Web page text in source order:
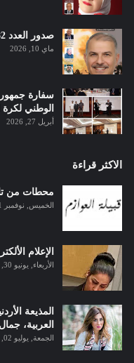
صدور العدد 182 لصحيفة الحدث الاسبوعي من لندن
ماي 10, 2026
سفارة
الوطني لكرة
أبريل 27, 2026
الاكثر قراءة
محطات من
الخميس, نوفمبر 11, 2021
الإعلام
الأربعاء, يونيو 30, 2021
المذيعة
العربية،
الجمعة, يوليو 02, 2021